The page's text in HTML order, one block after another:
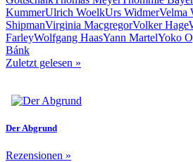
KummerUlrich WoelkUrs WidmerVelma
ShipmanVirginia MacgregorVolker Hage
FarleyWolfgang HaasYann MartelYoko
Bánk
Zuletzt gelesen »
Der Abgrund
Rezensionen »